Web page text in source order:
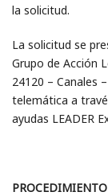
la solicitud.
La solicitud se
Grupo de Acción
24120 – Canales
telemática a
ayudas LEADER